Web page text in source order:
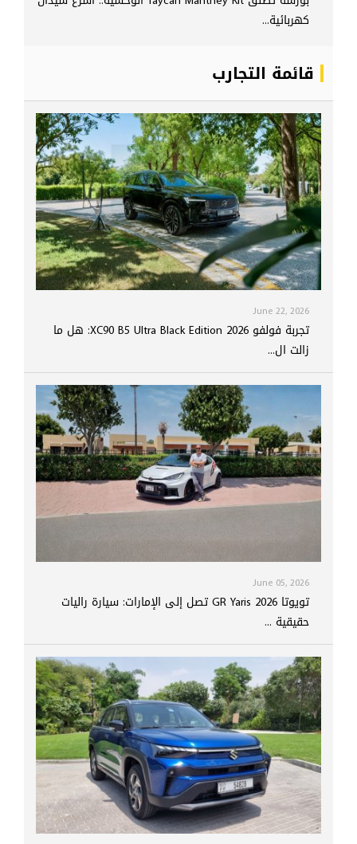
كهربائية...
قائمة التجارب
June 22, 2026
تجربة فولفو XC90 B5 Ultra Black Edition 2026: هل ما
زالت ال...
June 05, 2026
تويوتا GR Yaris 2026 تصل إلى الإمارات: سيارة راليات
حقيقية ...